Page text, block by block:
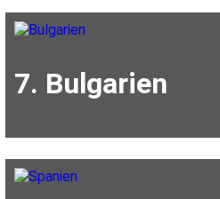
7. Bulgarien